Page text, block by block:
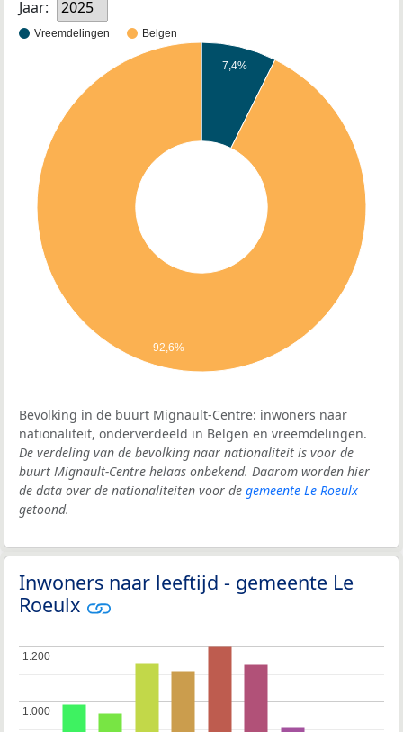
Jaar: 2025
Vreemdelingen Belgen
7,4%
92,6%
Bevolking in de buurt Mignault-Centre: inwoners naar
nationaliteit, onderverdeeld in Belgen en vreemdelingen.
De verdeling van de bevolking naar nationaliteit is voor de
buurt Mignault-Centre helaas onbekend. Daarom worden hier
de data over de nationaliteiten voor de gemeente Le Roeulx
getoond.
Inwoners naar leeftijd - gemeente Le
Roeulx
1.000
1.000
1.200
1.200